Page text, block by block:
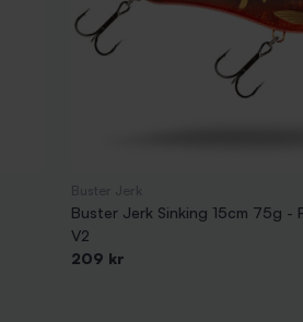
Buster Jerk Sinking 15cm 75g -
V2
209 kr